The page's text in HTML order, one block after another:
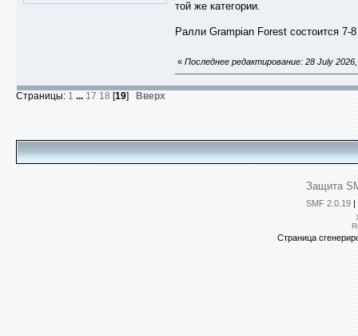
той же категории.
Ралли Grampian Forest состоится 7-8
« Последнее редактирование: 28 July
Страницы: 1 ... 17 18 [19] Вверх
Защита
SMF 2.0.19 |
Страница